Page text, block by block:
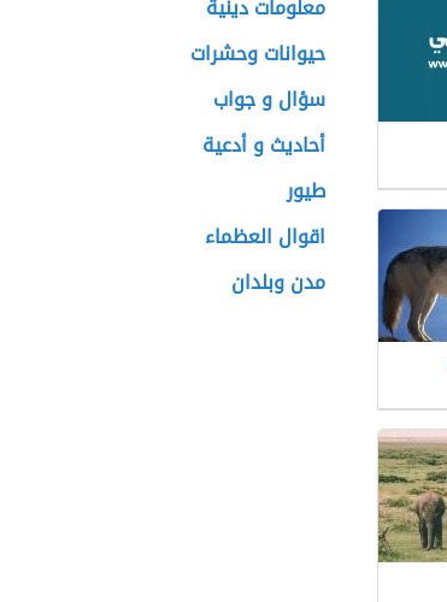
معلومات دينية
حيوانات وحشرات
سؤال و جواب
أحاديث و أدعية
طيور
اقوال العظماء
مدن وبلدان